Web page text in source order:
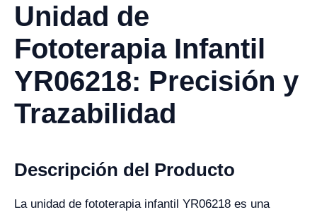
Unidad de
Fototerapia Infantil
YR06218: Precisión y
Trazabilidad
Descripción del Producto
La unidad de fototerapia infantil YR06218 es una